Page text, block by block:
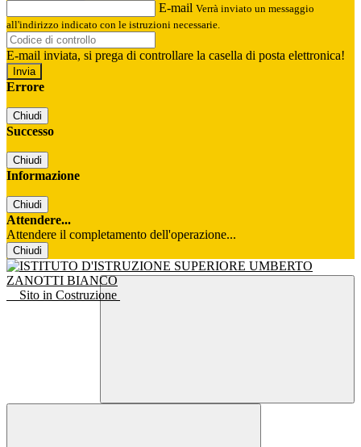
E-mail Verrà inviato un messaggio
all'indirizzo indicato con le istruzioni necessarie.
E-mail inviata, si prega di controllare la casella di posta elettronica!
Errore
Chiudi
Successo
Chiudi
Informazione
Chiudi
Attendere...
Attendere il completamento dell'operazione...
Chiudi
Sito in Costruzione